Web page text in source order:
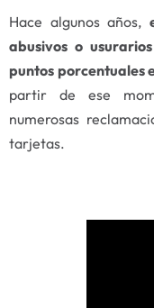
Hace algunos años,
abusivos o
puntos porcentuales
partir de ese
numerosas
tarjetas.